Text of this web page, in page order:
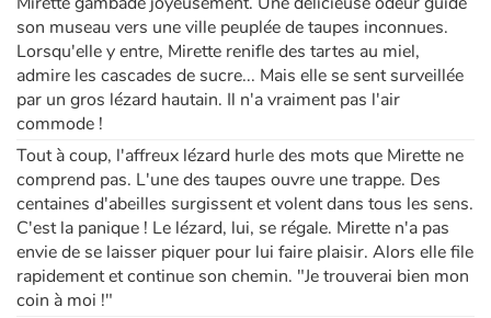
son museau vers une ville peuplée de taupes inconnues.
Lorsqu'elle y entre, Mirette renifle des tartes au miel,
admire les cascades de sucre... Mais elle se sent surveillée
par un gros lézard hautain. Il n'a vraiment pas l'air
commode !
Tout à coup, l'affreux lézard hurle des mots que Mirette ne
comprend pas. L'une des taupes ouvre une trappe. Des
centaines d'abeilles surgissent et volent dans tous les sens.
C'est la panique ! Le lézard, lui, se régale. Mirette n'a pas
envie de se laisser piquer pour lui faire plaisir. Alors elle file
rapidement et continue son chemin. "Je trouverai bien mon
coin à moi !"